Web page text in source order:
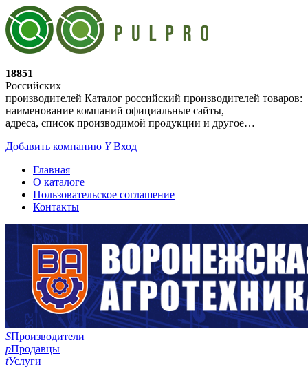
18851
Российских
производителей Каталог российский производителей товаров:
наименование компаний официальные сайты,
адреса, список производимой продукции и другое…
Добавить компанию YВход
Главная
О каталоге
Пользовательское соглашение
Контакты
SПроизводители
pПродавцы
tУслуги